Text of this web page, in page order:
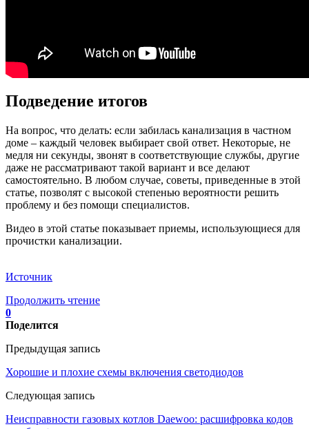
Подведение итогов
На вопрос, что делать: если забилась канализация в частном
доме – каждый человек выбирает свой ответ. Некоторые, не
медля ни секунды, звонят в соответствующие службы, другие
даже не рассматривают такой вариант и все делают
самостоятельно. В любом случае, советы, приведенные в этой
статье, позволят с высокой степенью вероятности решить
проблему и без помощи специалистов.
Видео в этой статье показывает приемы, использующиеся для
прочистки канализации.
Источник
Продолжить чтение
0
Поделится
Предыдущая запись
Хорошие и плохие схемы включения светодиодов
Следующая запись
Неисправности газовых котлов Daewoo: расшифровка кодов